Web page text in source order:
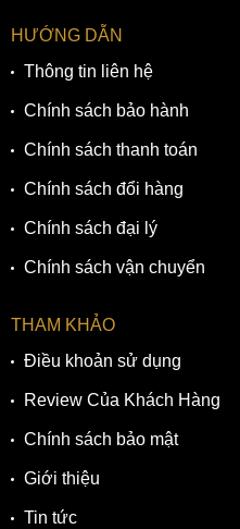
HƯỚNG DẪN
Thông tin liên hệ
Chính sách bảo hành
Chính sách thanh toán
Chính sách đổi hàng
Chính sách đại lý
Chính sách vận chuyển
THAM KHẢO
Điều khoản sử dụng
Review Của Khách Hàng
Chính sách bảo mật
Giới thiệu
Tin tức